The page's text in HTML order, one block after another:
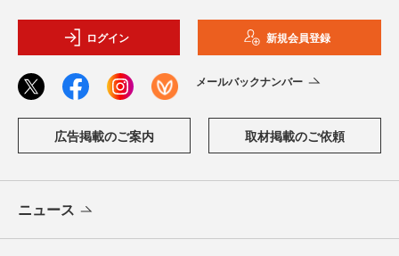
ログイン 新規会員登録
メールバックナンバー
広告掲載のご案内 取材掲載のご依頼
ニュース